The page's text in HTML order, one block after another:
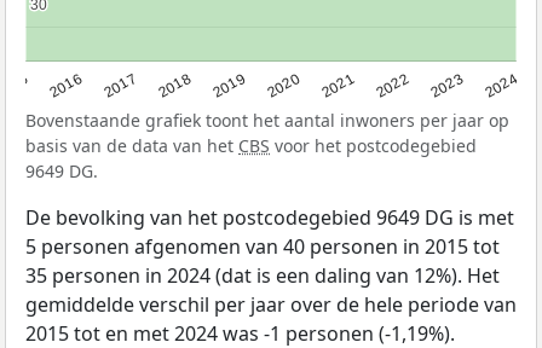
2016 2017 2018 2019 2020 2021 2022 2023 2024
30
30
Bovenstaande grafiek toont het aantal inwoners per jaar op
basis van de data van het CBS voor het postcodegebied
9649 DG.
De bevolking van het postcodegebied 9649 DG is met
5 personen afgenomen van 40 personen in 2015 tot
35 personen in 2024 (dat is een daling van 12%). Het
gemiddelde verschil per jaar over de hele periode van
2015 tot en met 2024 was -1 personen (-1,19%).